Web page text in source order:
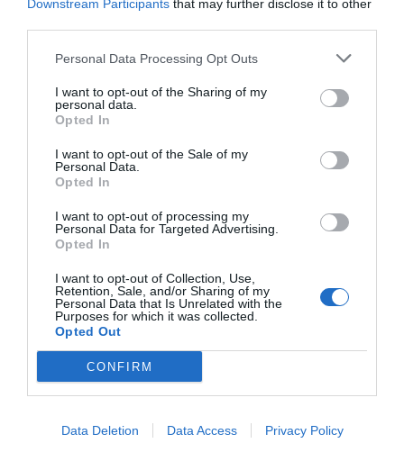
Downstream Participants that may further disclose it to other
Personal Data Processing Opt Outs
I want to opt-out of the Sharing of my
personal data.
Opted In
I want to opt-out of the Sale of my
Personal Data.
Opted In
I want to opt-out of processing my
Personal Data for Targeted Advertising.
Opted In
I want to opt-out of Collection, Use,
Retention, Sale, and/or Sharing of my
Personal Data that Is Unrelated with the
Purposes for which it was collected.
Opted Out
CONFIRM
Data Deletion Data Access Privacy Policy
Από το πρώτο ραντεβού μέχρι τα… βαθιά
νερά, αυτά του γάμου. Τι (δεν) σκέφτεται ο ένας, τι (δεν)
σκέφτεται ο άλλος και πάει λέγοντας.
Ενδεχομένως να σου μείνει κάτι σε στιλ «συμβαίνει και
στις καλύτερες οικογένειες». Και στις πιο σέξι εκεί
βγείτε, τότε γυναίκες μην το ψάχνετε, μας λέει η
ταινία. Μην χάνετε χρόνο με φιλοσοφικές ή άλλου
τύπου ερμηνείες.Η εξήγηση «στον μονοδιάστατο
κόσμο των ανδρών» είναι μία και μόνο μία: «Απλώς δεν
σε γουστάρει». Η ωμή πραγματικότητα της απόρριψης.